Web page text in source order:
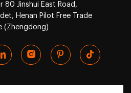
80 Jinshui East Road,
Henan Pilot Free Trade
(Zhengdong)